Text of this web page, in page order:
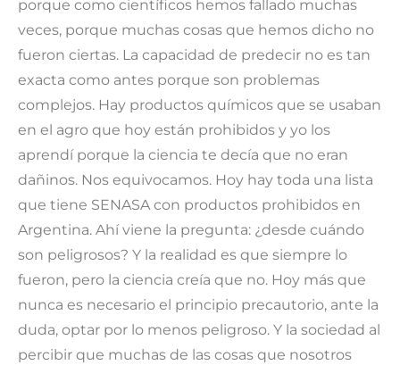
porque como científicos hemos fallado muchas
veces, porque muchas cosas que hemos dicho no
fueron ciertas. La capacidad de predecir no es tan
exacta como antes porque son problemas
complejos. Hay productos químicos que se usaban
en el agro que hoy están prohibidos y yo los
aprendí porque la ciencia te decía que no eran
dañinos. Nos equivocamos. Hoy hay toda una lista
que tiene SENASA con productos prohibidos en
Argentina. Ahí viene la pregunta: ¿desde cuándo
son peligrosos? Y la realidad es que siempre lo
fueron, pero la ciencia creía que no. Hoy más que
nunca es necesario el principio precautorio, ante la
duda, optar por lo menos peligroso. Y la sociedad al
percibir que muchas de las cosas que nosotros